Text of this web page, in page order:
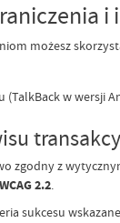
możesz
w wersji
zgodny z
WCAG 2.2.
sukcesu